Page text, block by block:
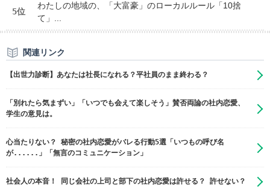
5位
わたしの地域の、「大富豪」のローカルルール「10捨
て」...
関連リンク
【出世力診断】あなたは社長になれる？平社員のまま終わる？
「別れたら気まずい」「いつでも会えて楽しそう」賛否両論の社内恋愛、
学生の意見は。
心当たりない？ 秘密の社内恋愛がバレる行動5選「いつもの呼び名
が......」「無言のコミュニケーション」
社会人の本音！ 同じ会社の上司と部下の社内恋愛は許せる？ 許せない？